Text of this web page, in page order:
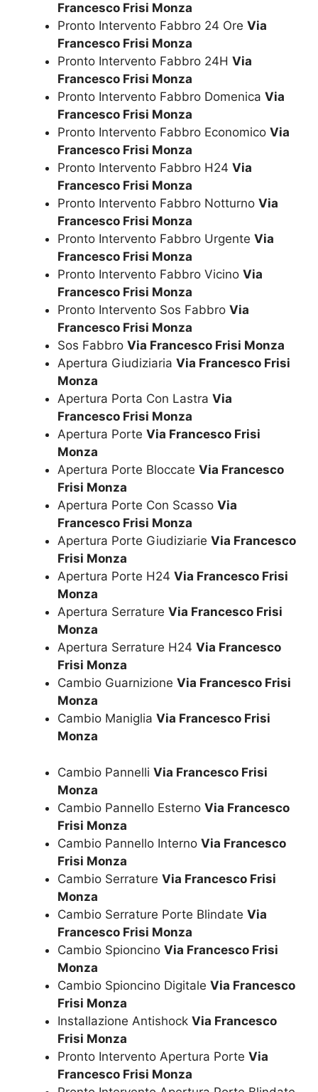
Francesco Frisi Monza
Pronto Intervento Fabbro 24 Ore Via
Francesco Frisi Monza
Pronto Intervento Fabbro 24H Via
Francesco Frisi Monza
Pronto Intervento Fabbro Domenica Via
Francesco Frisi Monza
Pronto Intervento Fabbro Economico Via
Francesco Frisi Monza
Pronto Intervento Fabbro H24 Via
Francesco Frisi Monza
Pronto Intervento Fabbro Notturno Via
Francesco Frisi Monza
Pronto Intervento Fabbro Urgente Via
Francesco Frisi Monza
Pronto Intervento Fabbro Vicino Via
Francesco Frisi Monza
Pronto Intervento Sos Fabbro Via
Francesco Frisi Monza
Sos Fabbro Via Francesco Frisi Monza
Apertura Giudiziaria Via Francesco Frisi
Monza
Apertura Porta Con Lastra Via
Francesco Frisi Monza
Apertura Porte Via Francesco Frisi
Monza
Apertura Porte Bloccate Via Francesco
Frisi Monza
Apertura Porte Con Scasso Via
Francesco Frisi Monza
Apertura Porte Giudiziarie Via Francesco
Frisi Monza
Apertura Porte H24 Via Francesco Frisi
Monza
Apertura Serrature Via Francesco Frisi
Monza
Apertura Serrature H24 Via Francesco
Frisi Monza
Cambio Guarnizione Via Francesco Frisi
Monza
Cambio Maniglia Via Francesco Frisi
Monza
Cambio Pannelli Via Francesco Frisi
Monza
Cambio Pannello Esterno Via Francesco
Frisi Monza
Cambio Pannello Interno Via Francesco
Frisi Monza
Cambio Serrature Via Francesco Frisi
Monza
Cambio Serrature Porte Blindate Via
Francesco Frisi Monza
Cambio Spioncino Via Francesco Frisi
Monza
Cambio Spioncino Digitale Via Francesco
Frisi Monza
Installazione Antishock Via Francesco
Frisi Monza
Pronto Intervento Apertura Porte Via
Francesco Frisi Monza